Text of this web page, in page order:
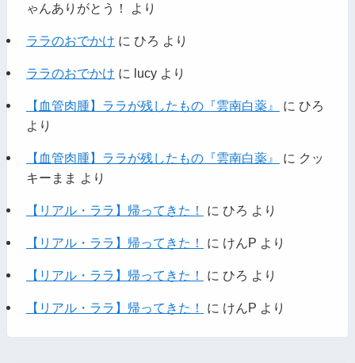
ゃんありがとう！
より
ララのおでかけ に ひろ より
ララのおでかけ に lucyより
【血管肉腫】ララが残したもの『雲南白薬』 に ひろ
より
【血管肉腫】ララが残したもの『雲南白薬』 に クッ
キーまま より
【リアル・ララ】帰ってきた！ に ひろ より
【リアル・ララ】帰ってきた！ に けんP より
【リアル・ララ】帰ってきた！ に ひろ より
【リアル・ララ】帰ってきた！ に けんP より